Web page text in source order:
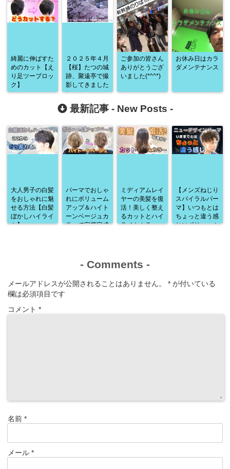
綺麗に伸ばすた
めのカット【え
り足ツーブロッ
ク】
２０２５年４月
【桜】たつの城
跡、聚遠亭で撮
影してきました
♪
ご参加の皆さん
ありがとうござ
いました(*^^*)
お休み日はカラ
ダメンテナンス
最新記事 - New Posts -
大人男子の白髪
をおしゃれに魅
せる方法【白髪
ぼかしハイライ
ト】
パーマでおしゃ
れにボリューム
アップ＆ハイト
ーンベージュカ
ラーで完璧完成
ミディアムレイ
ヤーの美髪を復
活！美しく整え
るカットとハイ
ライトカラー
【メンズねじり
スパイラルパー
マ】いつもとは
ちょっと違う感
じにボリューム
- Comments -
メールアドレスが公開されることはありません。 * が付いている
欄は必須項目です
コメント *
名前 *
メール *